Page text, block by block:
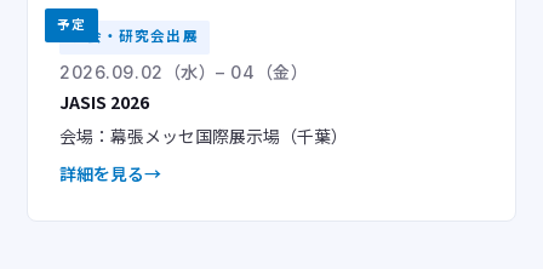
予定
学会・研究会出展
2026.09.02（水）– 04（金）
JASIS 2026
会場：幕張メッセ国際展示場（千葉）
詳細を見る